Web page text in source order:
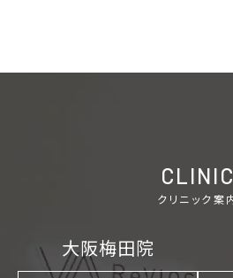
CLINIC
クリニック案
大阪梅田院